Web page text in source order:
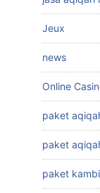
Jeux
news
Online
paket
paket
paket